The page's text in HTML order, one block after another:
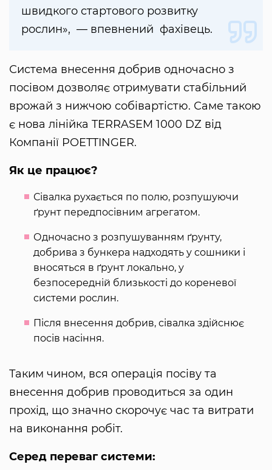
швидкого стартового розвитку
рослин», — впевнений фахівець.
Система внесення добрив одночасно з
посівом дозволяє отримувати стабільний
врожай з нижчою собівартістю. Саме такою
є нова лінійка TERRASEM 1000 DZ від
Компанії POETTINGER.
Як це працює?
Сівалка рухається по полю, розпушуючи
ґрунт передпосівним агрегатом.
Одночасно з розпушуванням ґрунту,
добрива з бункера надходять у сошники і
вносяться в ґрунт локально, у
безпосередній близькості до кореневої
системи рослин.
Після внесення добрив, сівалка здійснює
посів насіння.
Таким чином, вся операція посіву та
внесення добрив проводиться за один
прохід, що значно скорочує час та витрати
на виконання робіт.
Серед переваг системи: